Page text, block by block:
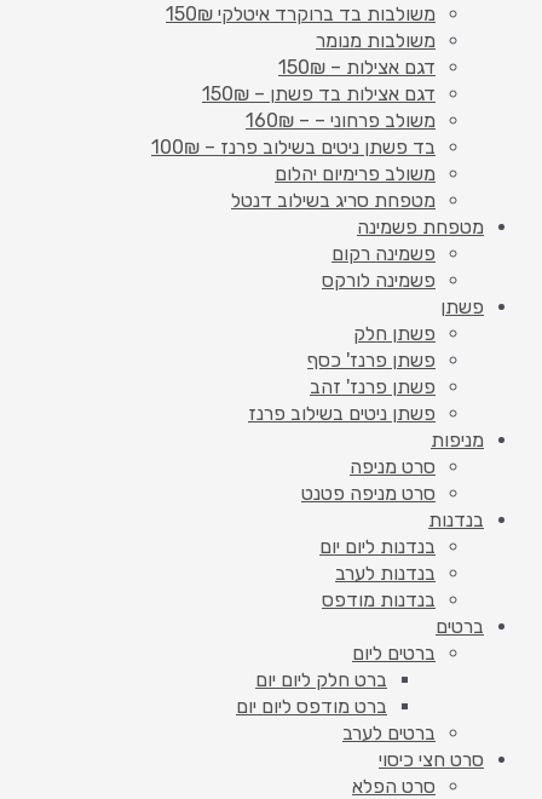
משולבות בד ברוקרד איטלקי 150₪
משולבות מנומר
דגם אצילות – 150₪
דגם אצילות בד פשתן – 150₪
משולב פרחוני – – 160₪
בד פשתן ניטים בשילוב פרנז – 100₪
משולב פרימיום יהלום
מטפחת סריג בשילוב דנטל
מטפחת פשמינה
פשמינה רקום
פשמינה לורקס
פשתן
פשתן חלק
פשתן פרנז' כסף
פשתן פרנז' זהב
פשתן ניטים בשילוב פרנז
מניפות
סרט מניפה
סרט מניפה פטנט
בנדנות
בנדנות ליום יום
בנדנות לערב
בנדנות מודפס
ברטים
ברטים ליום
ברט חלק ליום יום
ברט מודפס ליום יום
ברטים לערב
סרט חצי כיסוי
סרט הפלא